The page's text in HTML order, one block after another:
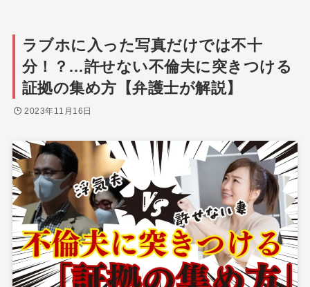
ラブホに入った写真だけでは不十
分！？…許せない不倫夫に突きつける
証拠の集め方【弁護士が解説】
2023年11月16日